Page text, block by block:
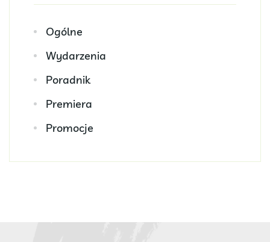
Ogólne
Wydarzenia
Poradnik
Premiera
Promocje